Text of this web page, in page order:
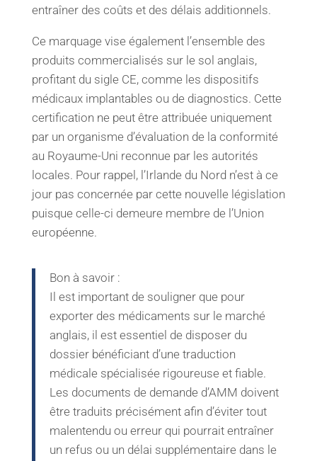
entraîner des coûts et des délais additionnels.
Ce marquage vise également l’ensemble des
produits commercialisés sur le sol anglais,
profitant du sigle CE, comme les dispositifs
médicaux implantables ou de diagnostics. Cette
certification ne peut être attribuée uniquement
par un organisme d’évaluation de la conformité
au Royaume-Uni reconnue par les autorités
locales. Pour rappel, l’Irlande du Nord n’est à ce
jour pas concernée par cette nouvelle législation
puisque celle-ci demeure membre de l’Union
européenne.
Bon à savoir :
Il est important de souligner que pour
exporter des médicaments sur le marché
anglais, il est essentiel de disposer du
dossier bénéficiant d’une traduction
médicale spécialisée rigoureuse et fiable.
Les documents de demande d’AMM doivent
être traduits précisément afin d’éviter tout
malentendu ou erreur qui pourrait entraîner
un refus ou un délai supplémentaire dans le